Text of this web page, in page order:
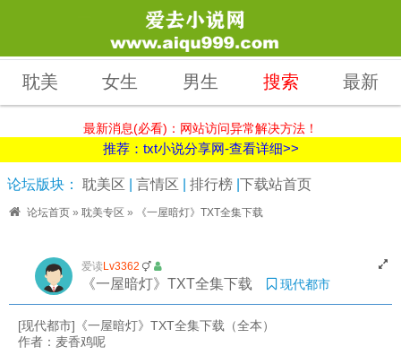
耽美 女生 男生 搜索 最新
最新消息(必看)：网站访问异常解决方法！
推荐：txt小说分享网-查看详细>>
论坛版块： 耽美区 言情区 排行榜 下载站首页
论坛首页 » 耽美专区 » 《一屋暗灯》TXT全集下载
爱读 Lv3362
《一屋暗灯》TXT全集下载 现代都市
[现代都市]《一屋暗灯》TXT全集下载（全本）
作者：麦香鸡呢